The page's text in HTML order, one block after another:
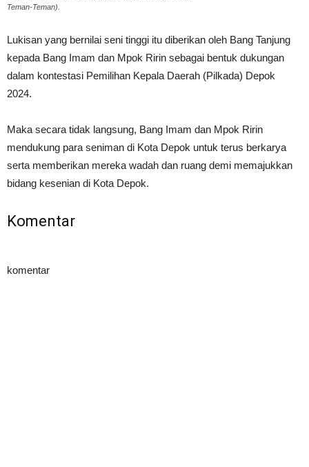
Teman-Teman).
Lukisan yang bernilai seni tinggi itu diberikan oleh Bang Tanjung
kepada Bang Imam dan Mpok Ririn sebagai bentuk dukungan
dalam kontestasi Pemilihan Kepala Daerah (Pilkada) Depok
2024.
Maka secara tidak langsung, Bang Imam dan Mpok Ririn
mendukung para seniman di Kota Depok untuk terus berkarya
serta memberikan mereka wadah dan ruang demi memajukkan
bidang kesenian di Kota Depok.
Komentar
komentar